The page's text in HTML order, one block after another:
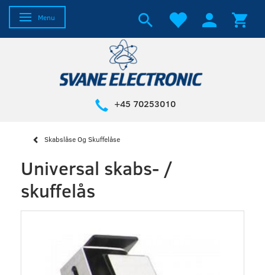
Skifte navigation
Menu
+45 70253010
Skabslåse Og Skuffelåse
Universal skabs- /
skuffelås